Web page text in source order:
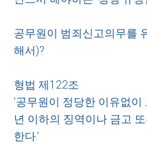
공무원이 범죄신고의무를
해서)?
형법 제122조
'공무원이 정당한 이유없이
년 이하의 징역이나 금고
한다.'